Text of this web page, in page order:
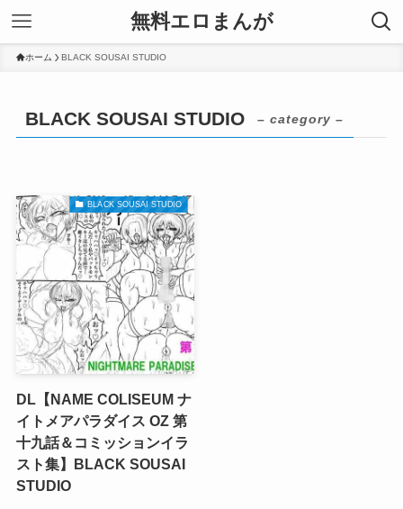
無料エロまんが
ホーム BLACK SOUSAI STUDIO
BLACK SOUSAI STUDIO – category –
BLACK SOUSAI STUDIO
DL【NAME COLISEUM ナ
イトメアパラダイス OZ 第
十九話＆コミッションイラ
スト集】BLACK SOUSAI
STUDIO